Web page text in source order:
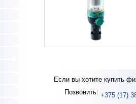
Если вы хотите купить
Позвонить: +375 (17)